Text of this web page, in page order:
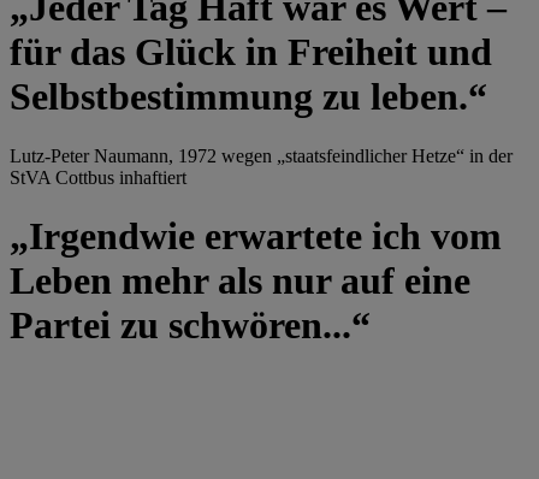
für das Glück in Freiheit und
Selbstbestimmung zu leben.“
Lutz-Peter Naumann, 1972 wegen „staatsfeindlicher Hetze“ in der
StVA Cottbus inhaftiert
„Irgendwie erwartete ich vom
Leben mehr als nur auf eine
Partei zu schwören...“